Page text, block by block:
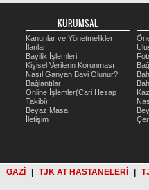
KURUMSAL
Kanunlar ve Yönetmelikler
İlanlar
Bayilik İşlemleri
Kişisel Verilerin Korunması
Nasıl Ganyan Bayi Olunur?
Bağlantılar
Online İşlemler(Cari Hesap
Takibi)
Beyaz Masa
İletişim
GAZİ TJK AT HASTANELERİ